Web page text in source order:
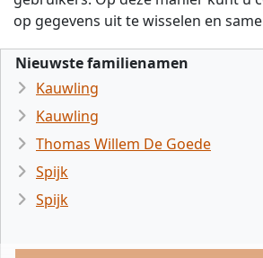
op gegevens uit te wisselen en
Nieuwste familienamen
Kauwling
Kauwling
Thomas Willem De Goede
Spijk
Spijk